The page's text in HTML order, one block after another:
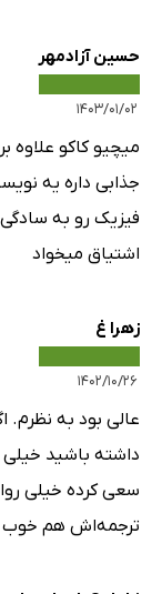
حسین آزادمهر
۱۴۰۳/۰۱/۰۲
میچیو کاکو علاوه
جذابی داره یه
فیزیک رو به
اشتیاق میخواد
زهرا غ
۱۴۰۲/۱۰/۲۶
عالی بود به نظرم.
داشته باشید
سعی کرده خیلی
ترجمه‌اش هم خوب